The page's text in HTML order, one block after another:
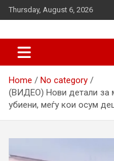
Skip
to
Thursday, August 6, 2026
d7-
Home
No category
(ВИДЕО) Нови детали за
убиени, меѓу кои осум